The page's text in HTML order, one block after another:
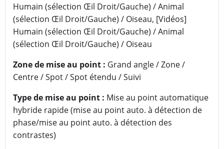
Humain (sélection Œil Droit/Gauche) / Animal
(sélection Œil Droit/Gauche) / Oiseau, [Vidéos]
Humain (sélection Œil Droit/Gauche) / Animal
(sélection Œil Droit/Gauche) / Oiseau
Zone de mise au point : Grand angle / Zone /
Centre / Spot / Spot étendu / Suivi
Type de mise au point : Mise au point automatique
hybride rapide (mise au point auto. à détection de
phase/mise au point auto. à détection des
contrastes)